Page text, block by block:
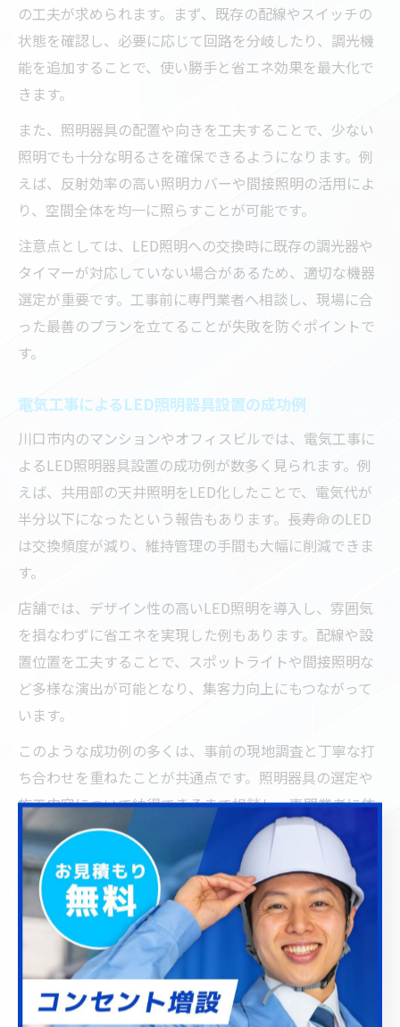
の工夫が求められます。まず、既存の配線やスイッチの
状態を確認し、必要に応じて回路を分岐したり、調光機
能を追加することで、使い勝手と省エネ効果を最大化で
きます。
また、照明器具の配置や向きを工夫することで、少ない
照明でも十分な明るさを確保できるようになります。例
えば、反射効率の高い照明カバーや間接照明の活用によ
り、空間全体を均一に照らすことが可能です。
注意点としては、LED照明への交換時に既存の調光器や
タイマーが対応していない場合があるため、適切な機器
選定が重要です。工事前に専門業者へ相談し、現場に合
った最善のプランを立てることが失敗を防ぐポイントで
す。
電気工事によるLED照明器具設置の成功例
川口市内のマンションやオフィスビルでは、電気工事に
よるLED照明器具設置の成功例が数多く見られます。例
えば、共用部の天井照明をLED化したことで、電気代が
半分以下になったという報告もあります。長寿命のLED
は交換頻度が減り、維持管理の手間も大幅に削減できま
す。
店舗では、デザイン性の高いLED照明を導入し、雰囲気
を損なわずに省エネを実現した例もあります。配線や設
置位置を工夫することで、スポットライトや間接照明な
ど多様な演出が可能となり、集客力向上にもつながって
います。
このような成功例の多くは、事前の現地調査と丁寧な打
ち合わせを重ねたことが共通点です。照明器具の選定や
施工内容について納得できるまで相談し、専門業者に依
頼することが満足度の高い省エネ照明導入につながりま
す。
省エネ照明導入で電気工事が果たす役割とは
省エネ照明導入において、電気工事は単なる設置作業だ
けでなく、安全性と機能性を確保する重要な役割を担っ
ています。特に川口市のような住宅密集地では、配線の